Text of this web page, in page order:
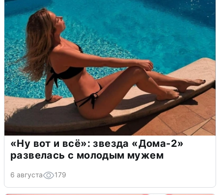
«Ну вот и всё»: звезда «Дома-2»
развелась с молодым мужем
6 августа 179